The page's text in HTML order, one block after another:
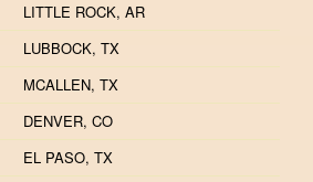
LITTLE ROCK, AR
LUBBOCK, TX
MCALLEN, TX
DENVER, CO
EL PASO, TX